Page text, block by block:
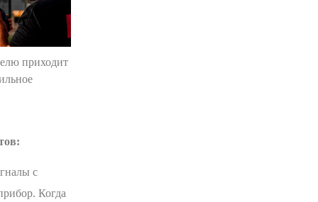
приходит
с
Когда